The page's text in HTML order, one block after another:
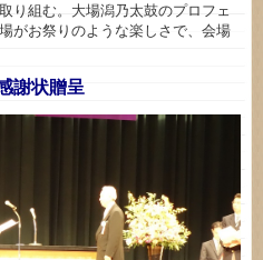
り組む。大場潟乃太鼓のプロフェ
がお祭りのような楽しさで、会場
謝状贈呈